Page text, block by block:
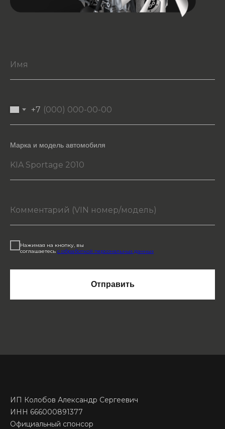
+7
Марка и модель автомобиля
Нажимая на кнопку, вы
соглашаетесь с обработкой персональных данных
Отправить
ИП Колобов Александр Сергеевич
ИНН 666000891377
Официальный спонсор